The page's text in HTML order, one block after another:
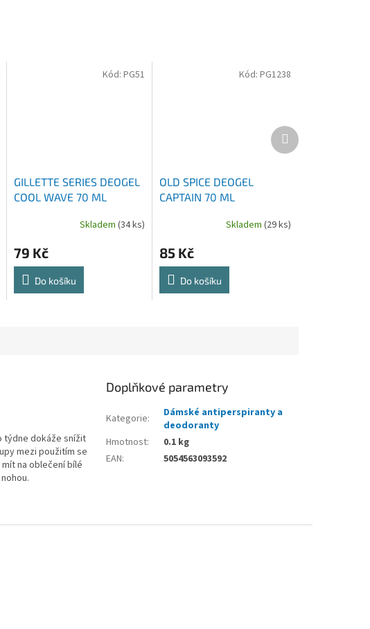
GILLETTE SERIES DEOGEL
COOL WAVE 70 ML
Skladem(34 ks)
79 Kč
Do košíku
Kód:PG51
OLD SPICE DEOGEL
CAPTAIN 70 ML
Skladem (29 ks)
85 Kč
Do košíku
Kód: PG1238
Další
produkt
týdne dokáže snížit
mezi použitím se
na oblečení bílé
Doplňkové parametry
Kategorie:
Dámské antiperspiranty a
deodoranty
Hmotnost:
0.1 kg
EAN: 5054563093592